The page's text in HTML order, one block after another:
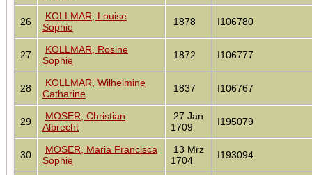
26
KOLLMAR, Louise
Sophie
1878 I106780
27
KOLLMAR, Rosine
Sophie
1872 I106777
28
KOLLMAR, Wilhelmine
Catharine
1837 I106767
29
MOSER, Christian
Albrecht
27 Jan
1709
I195079
30
MOSER, Maria Francisca
Sophie
13 Mrz
1704
I193094